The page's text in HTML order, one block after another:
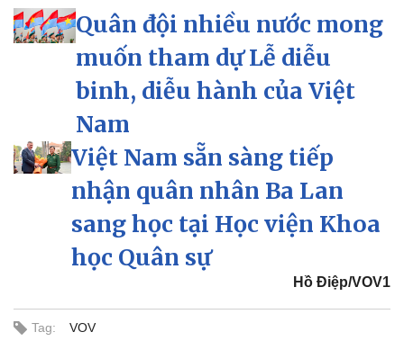
Bất động sản
Quân đội nhiều nước mong
muốn tham dự Lễ diễu
binh, diễu hành của Việt
Nam
Việt Nam sẵn sàng tiếp
nhận quân nhân Ba Lan
sang học tại Học viện Khoa
học Quân sự
Hồ Điệp/VOV1
Tag: VOV